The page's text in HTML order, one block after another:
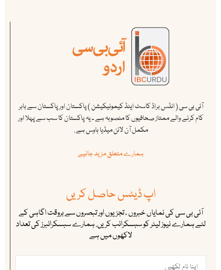
آئی بی سی ( انڈس براڈ کاسٹ اینڈ کیمونیکیشن ) پاکستان اور پاکستان سے باہر
کام کرنے والے ممتاز صحافیوں کا منصوبہ ہے ۔ یہ پاکستان کا سب سے پہلا اور
مکمل آن لائن میڈیا ہاوس ہے .
ہمارے متعلق مزید جانیے
اپ ڈیٹس حاصل کریں
آئی بی سی کی نمایاں خبروں ، تجزیوں اور تبصروں سے بروقت اگاہی کے
لئے ہمارے نیوز لیٹر کو سبسکرائب کریں. ہمارے سبسکرائبرز کی تعداد
لاکھوں میں ہے